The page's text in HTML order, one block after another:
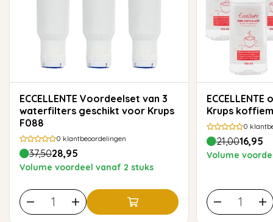
ECCELLENTE Voordeelset van 3
waterfilters geschikt voor Krups
F088
0 klantbeoordelingen
37,5028,95
Volume voordeel vanaf 2 stuks
ECCELLENTE ontkalker voor
Krups
0
21,0016,95
Volume